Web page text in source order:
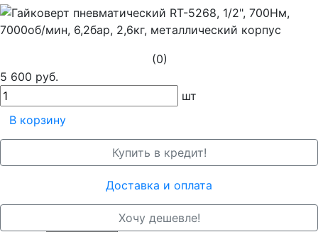
(0)
5 600 руб.
шт
В корзину
Купить в кредит!
Доставка и оплата
Хочу дешевле!